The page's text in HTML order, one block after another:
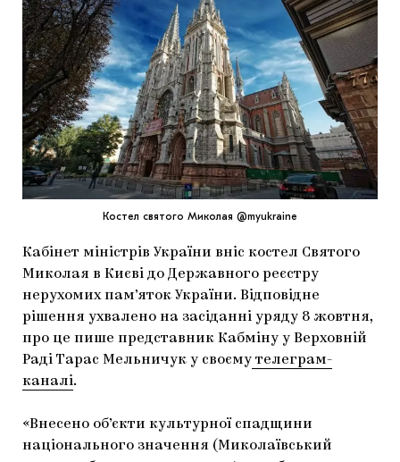
СПЕЦПРОЄКТИ
THE UKRAINIAN PAVILION AT VENICE BIENNALE
2022
МАРІУПОЛЬСЬКІ МАРГІНАЛІЇ
ДОСЛІДНИЦЬКА ПЛАТФОРМА
ЗАПАЛЕННЯ
CARPATHIAN CULT ПРО РІЗДВЯНІ СВЯТА
Костел святого Миколая @myukraine
Кабінет міністрів України вніс костел Святого
Миколая в Києві до Державного реєстру
нерухомих пам’яток України. Відповідне
рішення ухвалено на засіданні уряду 8 жовтня,
про це пише представник Кабміну у Верховній
Раді Тарас Мельничук у своєму телеграм-
каналі.
«Внесено об’єкти культурної спадщини
національного значення (Миколаївський